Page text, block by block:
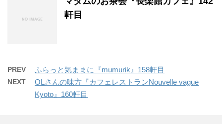
軒目
PREV ふらっと気ままに『mumurik』158軒目
NEXT
OLさんの味方『カフェレストランNouvelle vague
Kyoto』160軒目